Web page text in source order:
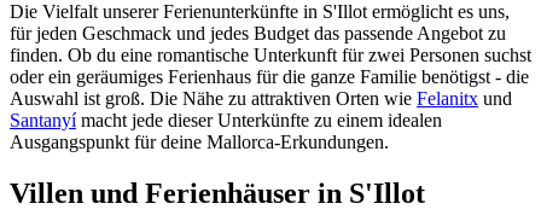
Die Vielfalt unserer Ferienunterkünfte in S'Illot ermöglicht es uns,
für jeden Geschmack und jedes Budget das passende Angebot zu
finden. Ob du eine romantische Unterkunft für zwei Personen suchst
oder ein geräumiges Ferienhaus für die ganze Familie benötigst - die
Auswahl ist groß. Die Nähe zu attraktiven Orten wie Felanitx und
Santanyímacht jede dieser Unterkünfte zu einem idealen
Ausgangspunkt für deine Mallorca-Erkundungen.
Villen und Ferienhäuser in S'Illot